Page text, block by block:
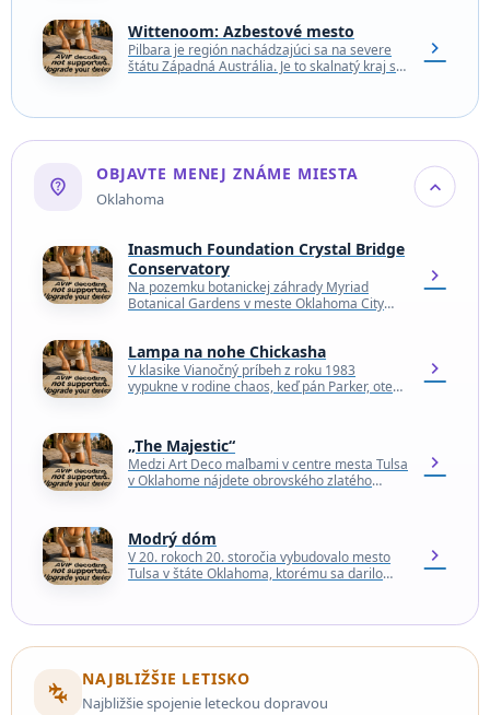
Wittenoom: Azbestové mesto
Pilbara je región nachádzajúci sa na severe
štátu Západná Austrália. Je to skalnatý kraj s
chevron_right
not_listed_location
OBJAVTE MENEJ ZNÁME MIESTA
Oklahoma expand_more
Inasmuch Foundation Crystal Bridge
Conservatory
Na pozemku botanickej záhrady Myriad
Botanical Gardens v meste Oklahoma City
ktorý…
chevron_right
Lampa na nohe Chickasha
V klasike Vianočný príbeh z roku 1983
vypukne v rodine chaos, keď pán Parker, otec
chevron_right
„The Majestic“
Medzi Art Deco maľbami v centre mesta Tulsa
v Oklahome nájdete obrovského zlatého
chevron_right
Modrý dóm
V 20. rokoch 20. storočia vybudovalo mesto
Tulsa v štáte Oklahoma, ktorému sa darilo
chevron_right
connecting_airports
NAJBLIŽŠIE LETISKO
Najbližšie spojenie leteckou dopravou